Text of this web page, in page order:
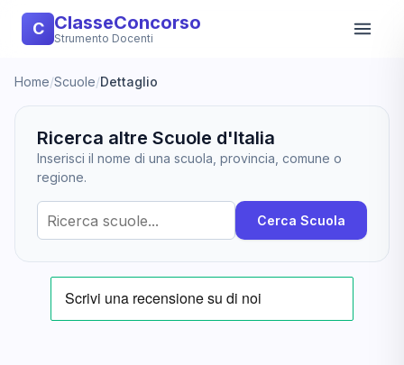
C ClasseConcorso
Strumento Docenti
Home/Scuole/Dettaglio
Ricerca altre Scuole d'Italia
Inserisci il nome di una scuola, provincia, comune o
regione.
Cerca Scuola